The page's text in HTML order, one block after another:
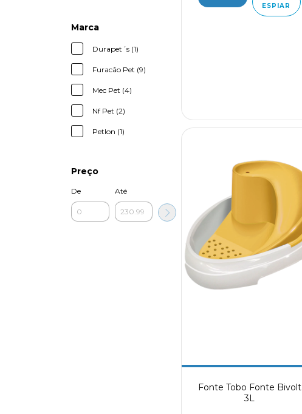
Marca
Durapet´s (1)
Furacão Pet (9)
Mec Pet (4)
Nf Pet (2)
Petlon (1)
Preço
De Até
ESPIAR
Fonte Tobo Fonte Bivolt
3L